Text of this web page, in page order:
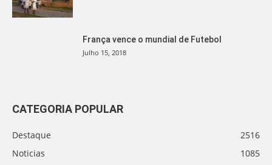
França vence o mundial de Futebol
Julho 15, 2018
CATEGORIA POPULAR
Destaque
2516
Noticias
1085